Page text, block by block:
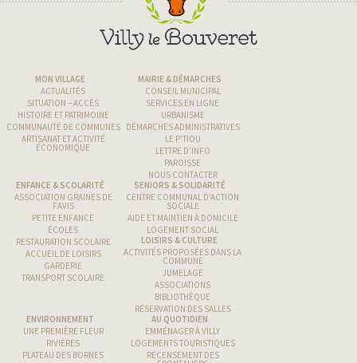
MON VILLAGE
ACTUALITÉS
SITUATION – ACCÈS
HISTOIRE ET PATRIMOINE
COMMUNAUTÉ DE COMMUNES
ARTISANAT ET ACTIVITÉ
ÉCONOMIQUE
MAIRIE & DÉMARCHES
CONSEIL MUNICIPAL
SERVICES EN LIGNE
URBANISME
DÉMARCHES ADMINISTRATIVES
LE P’TIOU
LETTRE D’INFO
PAROISSE
NOUS CONTACTER
ENFANCE & SCOLARITÉ
ASSOCIATION GRAINES DE
FAVIS
PETITE ENFANCE
ÉCOLES
RESTAURATION SCOLAIRE
ACCUEIL DE LOISIRS
GARDERIE
TRANSPORT SCOLAIRE
SENIORS & SOLIDARITÉ
CENTRE COMMUNAL D’ACTION
SOCIALE
AIDE ET MAINTIEN À DOMICILE
LOGEMENT SOCIAL
LOISIRS & CULTURE
ACTIVITÉS PROPOSÉES DANS LA
COMMUNE
JUMELAGE
ASSOCIATIONS
BIBLIOTHÈQUE
RÉSERVATION DES SALLES
ENVIRONNEMENT
UNE PREMIÈRE FLEUR
RIVIÈRES
PLATEAU DES BORNES
AU QUOTIDIEN
EMMÉNAGER À VILLY
LOGEMENTS TOURISTIQUES
RECENSEMENT DES